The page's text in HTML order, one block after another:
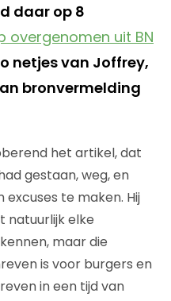
daar op 8
overgenomen uit BN
netjes van Joffrey,
bronvermelding
het artikel, dat
gestaan, weg, en
te maken. Hij
natuurlijk elke
maar die
is voor burgers en
in een tijd van